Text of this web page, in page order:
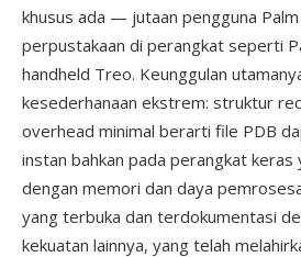
khusus ada — jutaan pengguna
perpustakaan di perangkat seperti
handheld Treo. Keunggulan
kesederhanaan ekstrem: struktur
overhead minimal berarti file PDB
instan bahkan pada perangkat
dengan memori dan daya
yang terbuka dan terdokumentasi
kekuatan lainnya, yang telah